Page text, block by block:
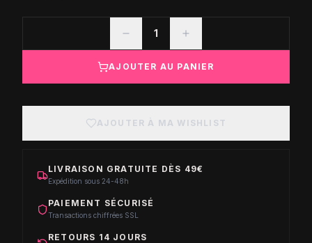
1
AJOUTER AU PANIER
AJOUTER À MA WISHLIST
LIVRAISON GRATUITE DÈS 49€
Expédition sous 24-48h
PAIEMENT SÉCURISÉ
Transactions chiffrées SSL
RETOURS 14 JOURS